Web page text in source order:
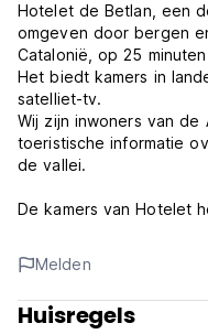
Hotelet de Betlan, een
omgeven door bergen
Catalonië, op 25
Het biedt kamers in
satelliet-tv.
Wij zijn inwoners van de
toeristische informatie
de vallei.
De kamers van Hotelet
Romaanse kerk.
balkon.
Aan de bar worden
Melden
Huisregels